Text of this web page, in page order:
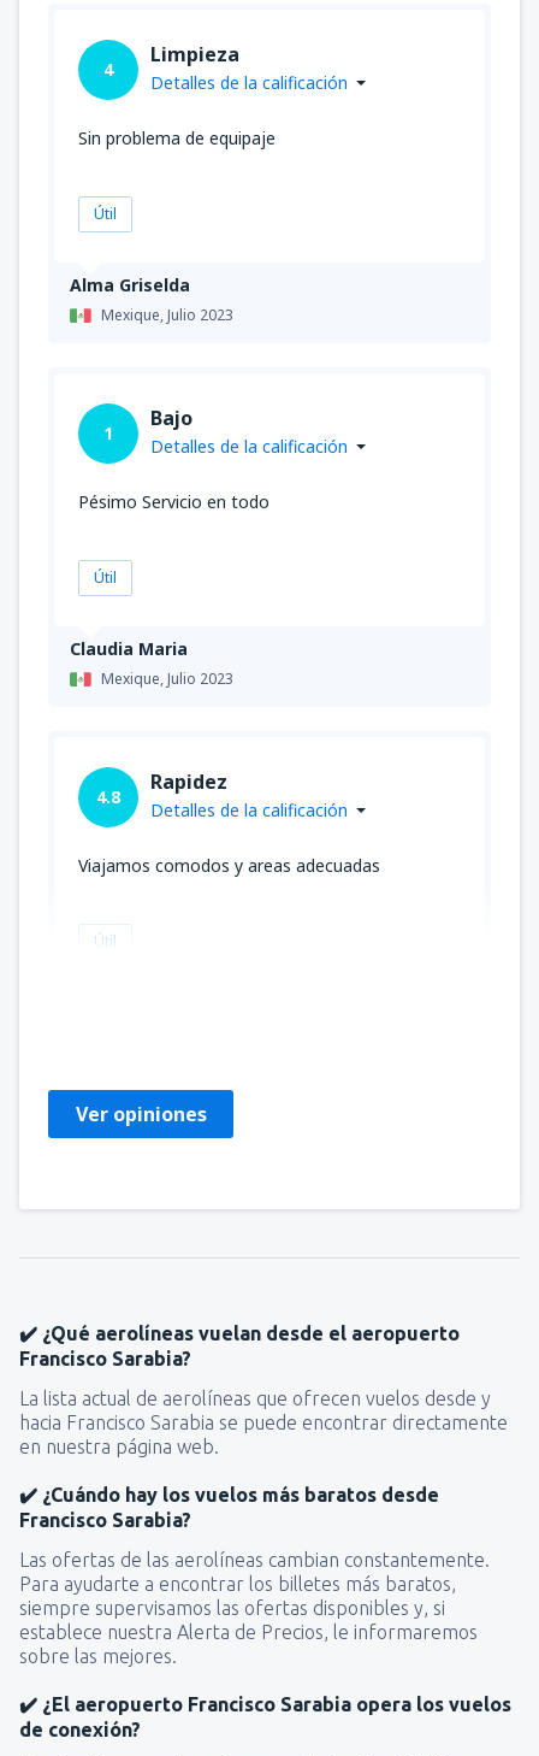
Alma Griselda
Mexique,Julio 2023
4
Limpieza
Detalles de la calificación
Sin problema de equipaje
Útil
Claudia Maria
Mexique,Julio 2023
1
Bajo
Detalles de la calificación
Pésimo Servicio en todo
Útil
4.8
Rapidez
Detalles de la calificación
Viajamos comodos y areas adecuadas
Útil
Ver opiniones
✔️ ¿Qué aerolíneas vuelan desde el aeropuerto
Francisco Sarabia?
La lista actual de aerolíneas que ofrecen vuelos desde y
hacia Francisco Sarabia se puede encontrar directamente
en nuestra página web.
✔️ ¿Cuándo hay los vuelos más baratos desde
Francisco Sarabia?
Las ofertas de las aerolíneas cambian constantemente.
Para ayudarte a encontrar los billetes más baratos,
siempre supervisamos las ofertas disponibles y, si
establece nuestra Alerta de Precios, le informaremos
sobre las mejores.
✔️ ¿El aeropuerto Francisco Sarabia opera los vuelos
de conexión?